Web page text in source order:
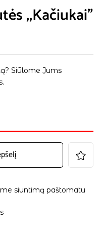
,,Kačiukai”
Siūlome Jums
siuntimą paštomatu